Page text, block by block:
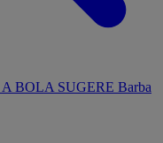
A BOLA SUGERE Barba